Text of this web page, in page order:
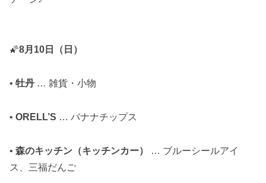
🌠8月10日（日）
• 牡丹 … 雑貨・小物
• ORELL’S … バナナチップス
• 森のキッチン（キッチンカー）
… ブルーシールアイ
ス、三福だんご